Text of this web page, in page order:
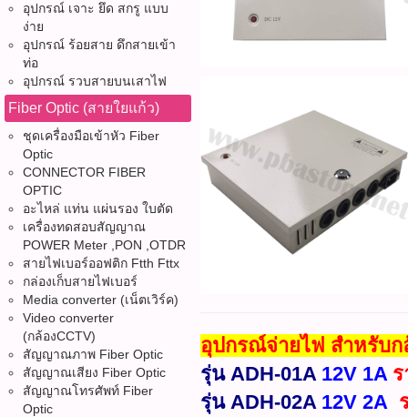
อุปกรณ์ เจาะ ยึด สกรู แบบ
ง่าย
อุปกรณ์ ร้อยสาย ดึกสายเข้า
ท่อ
อุปกรณ์ รวบสายบนเสาไฟ
Fiber Optic (สายใยแก้ว)
ชุดเครื่องมือเข้าหัว Fiber
Optic
CONNECTOR FIBER
OPTIC
อะไหล่ แท่น แผ่นรอง ใบตัด
เครื่องทดสอบสัญญาณ
POWER Meter ,PON ,OTDR
สายไฟเบอร์ออฟติก Ftth Fttx
กล่องเก็บสายไฟเบอร์
Media converter (เน็ตเวิร์ค)
Video converter
(กล้องCCTV)
สัญญาณภาพ Fiber Optic
สัญญาณเสียง Fiber Optic
สัญญาณโทรศัพท์ Fiber
Optic
อุปกรณ์จ่ายไฟ สำหรับก
รุ่น ADH-01A 12V 1A
รุ่น ADH-02A 12V 2A